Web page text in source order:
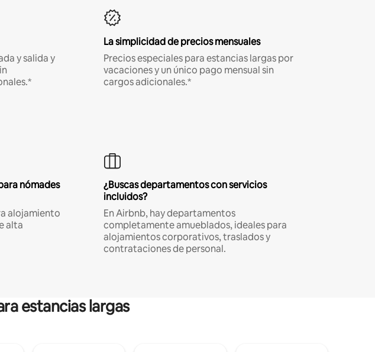
y salida y
La simplicidad de precios mensuales
Precios especiales para estancias largas por
vacaciones y un único pago mensual sin
cargos adicionales.*
nómades
alojamiento
alta
¿Buscas departamentos con servicios
incluidos?
En Airbnb, hay departamentos
completamente amueblados, ideales para
alojamientos corporativos, traslados y
contrataciones de personal.
estancias largas